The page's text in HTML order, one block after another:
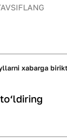
xabarga